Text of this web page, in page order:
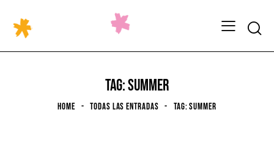
TAG: SUMMER
HOME TODAS LAS ENTRADAS TAG: SUMMER